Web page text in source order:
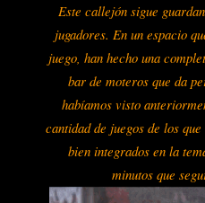
Este callejón sigue
jugadores. En un espacio
juego, han hecho una
bar de moteros que da
habíamos visto
cantidad de juegos de los
bien integrados en la
minutos que